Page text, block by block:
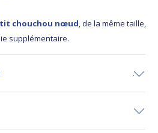
chouchou nœud, de la même taille,
supplémentaire.